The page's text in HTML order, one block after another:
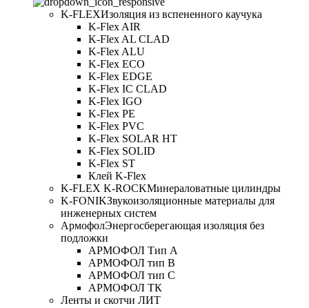
K-FLEXИзоляция из вспененного каучука
K-Flex AIR
K-Flex AL CLAD
K-Flex ALU
K-Flex ECO
K-Flex EDGE
K-Flex IC CLAD
K-Flex IGO
K-Flex PE
K-Flex PVC
K-Flex SOLAR HT
K-Flex SOLID
K-Flex ST
Клей K-Flex
K-FLEX K-ROCKМинераловатные цилиндры
K-FONIKЗвукоизоляционные материалы для
инженерных систем
АрмофолЭнергосберегающая изоляция без
подложки
АРМОФОЛ Тип А
АРМОФОЛ тип В
АРМОФОЛ тип C
АРМОФОЛ ТК
Ленты и скотчи ЛИТ